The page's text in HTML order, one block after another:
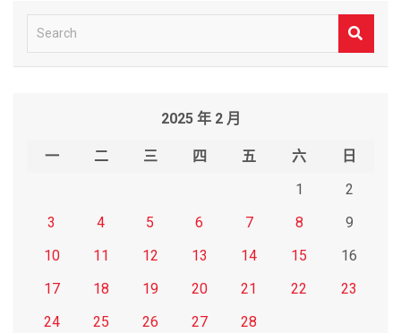
e
2025 年 2 月
一 二 三 四 五 六
日
1
2
3
4 5 6 7 8
9
10
11 12 13 14 15
16
17
18 19 20 21 22
23
24
25 26 27
28